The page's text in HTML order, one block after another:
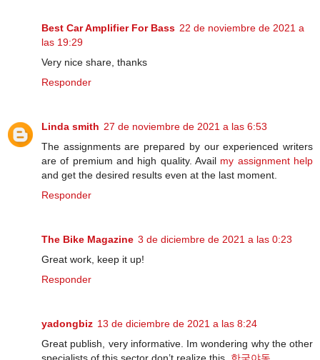
Best Car Amplifier For Bass 22 de noviembre de 2021 a
las 19:29
Very nice share, thanks
Responder
Linda smith 27 de noviembre de 2021 a las 6:53
The assignments are prepared by our experienced writers
are of premium and high quality. Avail my assignment help
and get the desired results even at the last moment.
Responder
The Bike Magazine 3 de diciembre de 2021 a las 0:23
Great work, keep it up!
Responder
yadongbiz 13 de diciembre de 2021 a las 8:24
Great publish, very informative. Im wondering why the other